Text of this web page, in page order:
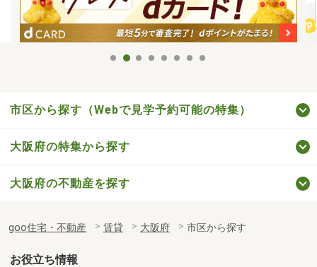
市区から探す（Webで見学予約可能の特集）
大阪府の特集から探す
大阪府の不動産を探す
goo住宅・不動産 賃貸 大阪府 市区から探す
お役立ち情報